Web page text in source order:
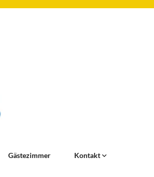
Gästezimmer Kontakt